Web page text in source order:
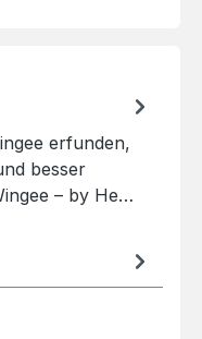
erfunden,
besser
– by He…